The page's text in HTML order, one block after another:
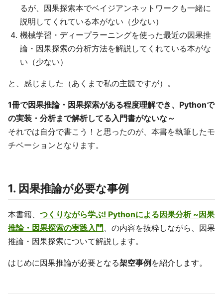
るが、因果探索本でベイジアンネットワークも一緒に
説明してくれている本がない（少ない）
機械学習・ディープラーニングを使った最近の因果推
論・因果探索の分析方法を解説してくれている本がな
い（少ない）
と、感じました（あくまで私の主観ですが）。
1冊で因果推論・因果探索がある程度理解でき、Pythonで
の実装・分析まで解析してる入門書がないな～
それでは自分で書こう！と思ったのが、本書を執筆したモ
チベーションとなります。
1. 因果推論が必要な事例
本書籍、 つくりながら学ぶ! Pythonによる因果分析 ~因果
推論・因果探索の実践入門 、の内容を抜粋しながら、因果
推論・因果探索について解説します。
はじめに因果推論が必要となる架空事例を紹介します。